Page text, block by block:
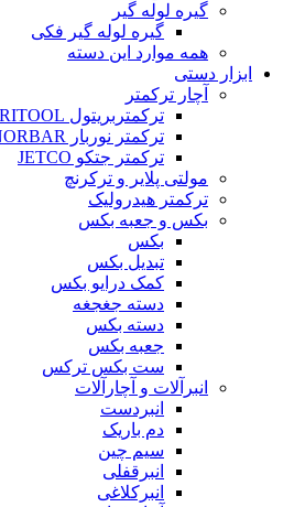
گیره لوله گیر
گیره لوله گیر فکی
همه موارد این دسته
ابزار دستی
آچار ترکمتر
ترکمتربریتول BRITOOL
ترکمتر نوربار NORBAR
ترکمتر جتکو JETCO
مولتی پلایر و ترکرنچ
ترکمتر هیدرولیک
بکس و جعبه بکس
بکس
تبدیل بکس
کمک درایو بکس
دسته جغجغه
دسته بکس
جعبه بکس
ست بکس ترکس
انبرآلات و آچارآلات
انبردست
دم باریک
سیم چین
انبرقفلی
انبرکلاغی